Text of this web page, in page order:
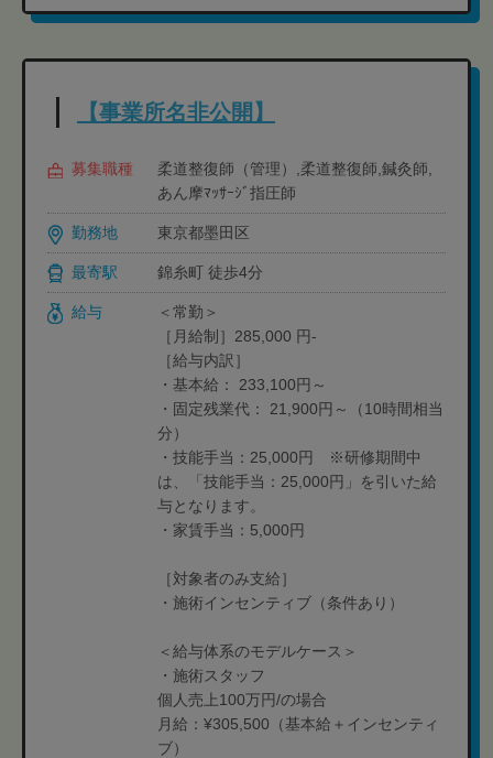
【事業所名非公開】
募集職種
柔道整復師（管理）,柔道整復師,鍼灸師,
あん摩ﾏｯｻｰｼﾞ指圧師
勤務地 東京都墨田区
最寄駅 錦糸町 徒歩4分
給与
＜常勤＞
［月給制］285,000 円-
［給与内訳］
・基本給： 233,100円～
・固定残業代： 21,900円～（10時間相当
分）
・技能手当：25,000円 ※研修期間中
は、「技能手当：25,000円」を引いた給
与となります。
・家賃手当：5,000円
［対象者のみ支給］
・施術インセンティブ（条件あり）
＜給与体系のモデルケース＞
・施術スタッフ
個人売上100万円/の場合
月給：¥305,500（基本給＋インセンティ
ブ）